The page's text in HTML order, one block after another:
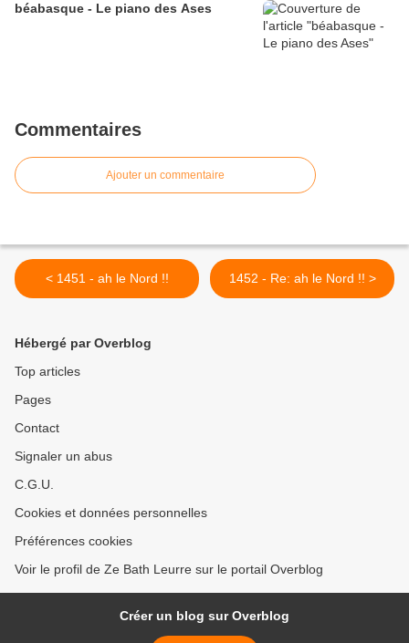
béabasque - Le piano des Ases
Commentaires
Ajouter un commentaire
< 1451 - ah le Nord !! 1452 - Re: ah le Nord !! >
Hébergé par Overblog
Top articles
Pages
Contact
Signaler un abus
C.G.U.
Cookies et données personnelles
Préférences cookies
Voir le profil de Ze Bath Leurre sur le portail Overblog
Créer un blog sur Overblog